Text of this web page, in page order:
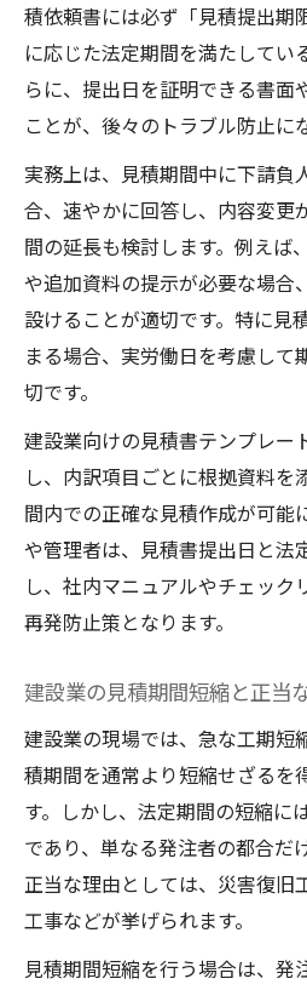
積依頼書には必ず「見積提出期
に応じた法定期間を満たしてい
らに、提出日を証明できる書面
ことが、後々のトラブル防止に
実務上は、見積期間中に下請負
合、速やかに回答し、内容変更
間の延長も検討します。例えば
や追加資料の提示が必要な場合
設けることが適切です。特に見
まる場合、実労働日を考慮して
切です。
建設業向けの見積書テンプレー
し、内訳項目ごとに根拠資料を
間内での正確な見積作成が可能
や管理者は、見積書提出日と法
し、社内マニュアルやチェック
再発防止策となります。
建設業の見積期間短縮と正当
建設業の現場では、急な工期短
積期間を通常より短縮せざるを
す。しかし、法定期間の短縮に
であり、単なる発注者の都合だ
正当な理由としては、災害復旧
工事などが挙げられます。
見積期間短縮を行う場合は、発